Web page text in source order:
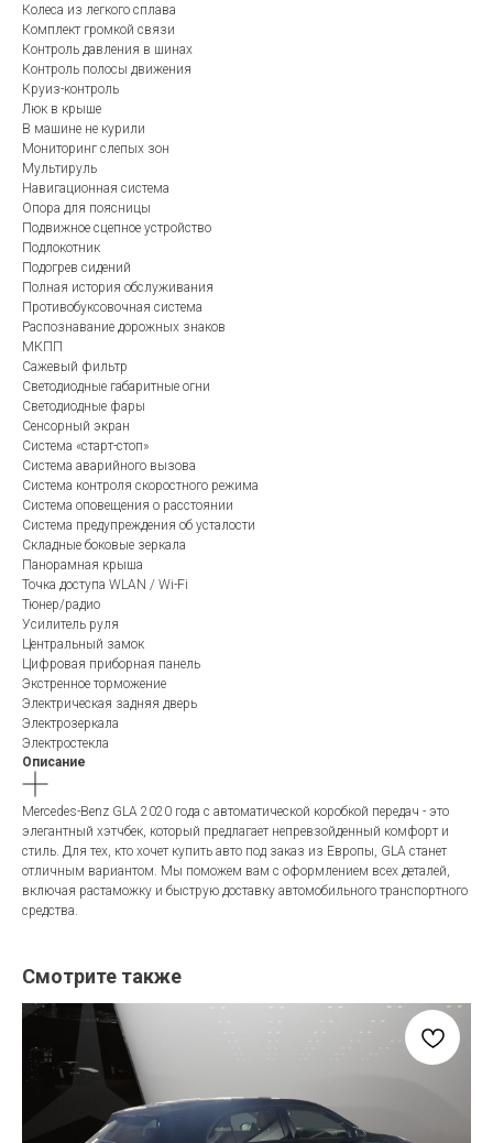
Колеса из легкого сплава
Комплект громкой связи
Контроль давления в шинах
Контроль полосы движения
Круиз-контроль
Люк в крыше
В машине не курили
Мониторинг слепых зон
Мультируль
Навигационная система
Опора для поясницы
Подвижное сцепное устройство
Подлокотник
Подогрев сидений
Полная история обслуживания
Противобуксовочная система
Распознавание дорожных знаков
МКПП
Сажевый фильтр
Светодиодные габаритные огни
Светодиодные фары
Сенсорный экран
Система «старт-стоп»
Система аварийного вызова
Система контроля скоростного режима
Система оповещения о расстоянии
Система предупреждения об усталости
Складные боковые зеркала
Панорамная крыша
Точка доступа WLAN / Wi-Fi
Тюнер/радио
Усилитель руля
Центральный замок
Цифровая приборная панель
Экстренное торможение
Электрическая задняя дверь
Электрозеркала
Электростекла
Описание
Mercedes-Benz GLA 2020 года с автоматической коробкой передач - это
элегантный хэтчбек, который предлагает непревзойденный комфорт и
стиль. Для тех, кто хочет купить авто под заказ из Европы, GLA станет
отличным вариантом. Мы поможем вам с оформлением всех деталей,
включая растаможку и быструю доставку автомобильного транспортного
средства.
Смотрите также